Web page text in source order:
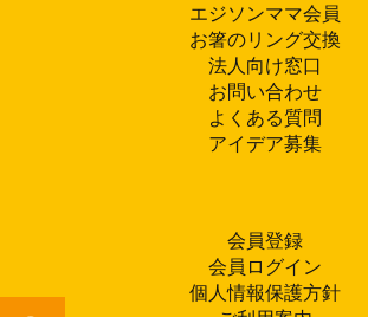
エジソンママ会員
お箸のリング交換
法人向け窓口
お問い合わせ
よくある質問
アイデア募集
会員登録
会員ログイン
個人情報保護方針